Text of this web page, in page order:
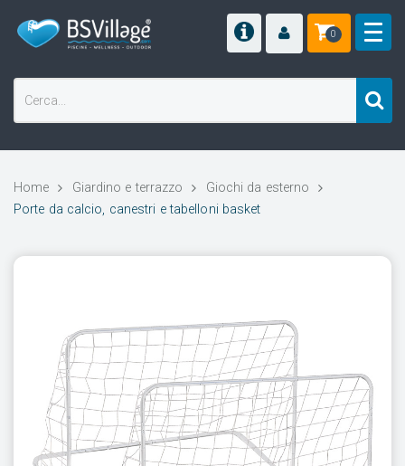
0
Home Giardino e terrazzo
Giochi da esterno
Porte da calcio, canestri e tabelloni basket